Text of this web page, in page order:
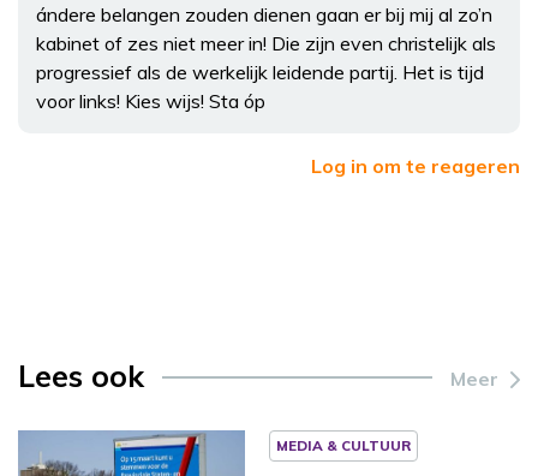
ándere belangen zouden dienen gaan er bij mij al zo’n
kabinet of zes niet meer in! Die zijn even christelijk als
progressief als de werkelijk leidende partij. Het is tijd
voor links! Kies wijs! Sta óp
Log in om te reageren
Lees ook Meer
MEDIA & CULTUUR